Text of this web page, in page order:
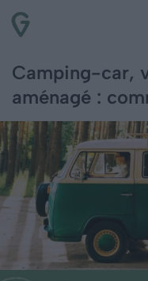
Camping-car,
aménagé :